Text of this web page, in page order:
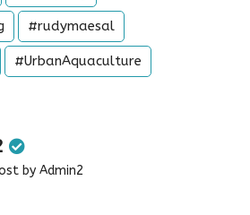
#rudymaesal
#UrbanAquaculture
by Admin2